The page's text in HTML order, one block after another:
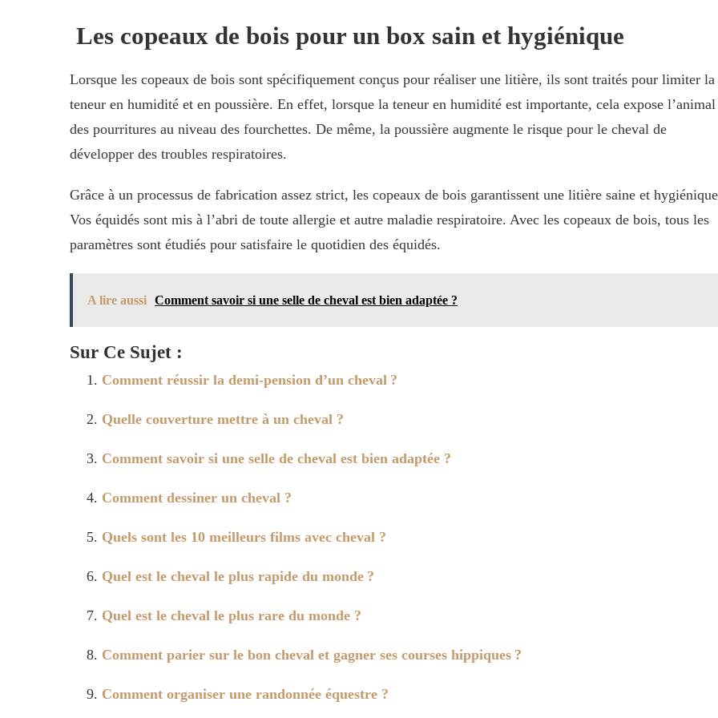
Les copeaux de bois pour un box sain et hygiénique
Lorsque les copeaux de bois sont spécifiquement conçus pour réaliser une litière, ils sont traités pour limiter la
teneur en humidité et en poussière. En effet, lorsque la teneur en humidité est importante, cela expose l’animal
des pourritures au niveau des fourchettes. De même, la poussière augmente le risque pour le cheval de
développer des troubles respiratoires.
Grâce à un processus de fabrication assez strict, les copeaux de bois garantissent une litière saine et
Vos équidés sont mis à l’abri de toute allergie et autre maladie respiratoire. Avec les copeaux de bois, tous les
paramètres sont étudiés pour satisfaire le quotidien des équidés.
A lire aussi Comment savoir si une selle de cheval est bien adaptée ?
Sur Ce Sujet :
Comment réussir la demi-pension d’un cheval ?
Quelle couverture mettre à un cheval ?
Comment savoir si une selle de cheval est bien adaptée ?
Comment dessiner un cheval ?
Quels sont les 10 meilleurs films avec cheval ?
Quel est le cheval le plus rapide du monde ?
Quel est le cheval le plus rare du monde ?
Comment parier sur le bon cheval et gagner ses courses hippiques ?
Comment organiser une randonnée équestre ?